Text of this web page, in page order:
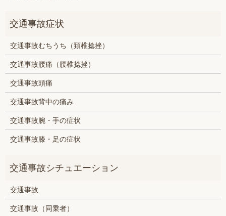
交通事故むちうち（頚椎捻挫）
交通事故腰痛（腰椎捻挫）
交通事故頭痛
交通事故背中の痛み
交通事故腕・手の症状
交通事故膝・足の症状
交通事故
交通事故（同乗者）